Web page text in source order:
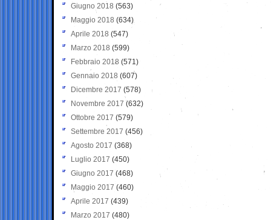
Giugno 2018 (563)
Maggio 2018 (634)
Aprile 2018 (547)
Marzo 2018 (599)
Febbraio 2018 (571)
Gennaio 2018 (607)
Dicembre 2017 (578)
Novembre 2017 (632)
Ottobre 2017 (579)
Settembre 2017 (456)
Agosto 2017 (368)
Luglio 2017 (450)
Giugno 2017 (468)
Maggio 2017 (460)
Aprile 2017 (439)
Marzo 2017 (480)